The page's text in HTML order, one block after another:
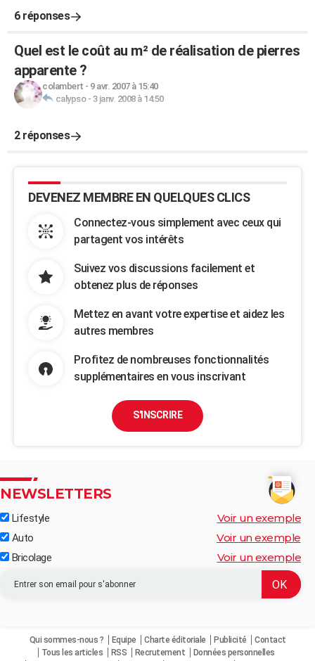
6 réponses
Quel est le coût au m² de réalisation de pierres
apparente ?
colambert - 9 avr. 2007 à 15:40
calypso- 3 janv. 2008 à 14:50
2 réponses
DEVENEZ MEMBRE EN QUELQUES CLICS
Connectez-vous simplement avec ceux qui
partagent vos intérêts
Suivez vos discussions facilement et
obtenez plus de réponses
Mettez en avant votre expertise et aidez les
autres membres
Profitez de nombreuses fonctionnalités
supplémentaires en vous inscrivant
S'INSCRIRE
NEWSLETTERS
Lifestyle Voir un exemple
Auto Voir un exemple
Bricolage Voir un exemple
Qui sommes-nous ? Equipe Charte éditoriale Publicité
Contact
Tous les articles
RSS Recrutement
Données personnelles